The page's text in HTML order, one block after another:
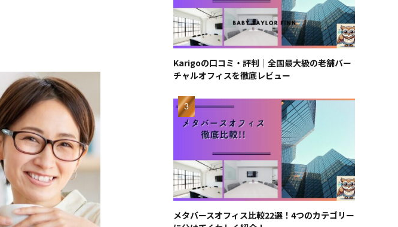
Karigoの口コミ・評判｜全国最大級の老舗バー
チャルオフィスを徹底レビュー
メタバースオフィス比較22選！4つのカテゴリー